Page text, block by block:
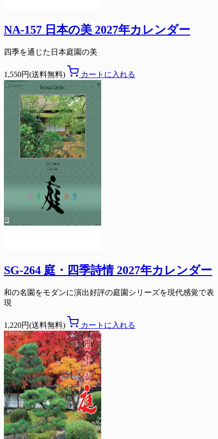
NA-157 日本の美 2027年カレンダー
四季を通じた日本庭園の美
1,550円(送料無料) カートに入れる
SG-264 庭・四季詩情 2027年カレンダー
和の名園をモダンに演出好評の庭園シリーズを現代感覚で表
現
1,220円(送料無料) カートに入れる